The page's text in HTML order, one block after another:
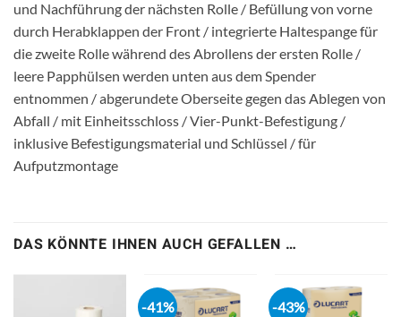
und Nachführung der nächsten Rolle / Befüllung von vorne
durch Herabklappen der Front / integrierte Haltespange für
die zweite Rolle während des Abrollens der ersten Rolle /
leere Papphülsen werden unten aus dem Spender
entnommen / abgerundete Oberseite gegen das Ablegen von
Abfall / mit Einheitsschloss / Vier-Punkt-Befestigung /
inklusive Befestigungsmaterial und Schlüssel / für
Aufputzmontage
DAS KÖNNTE IHNEN AUCH GEFALLEN …
-41% -43%